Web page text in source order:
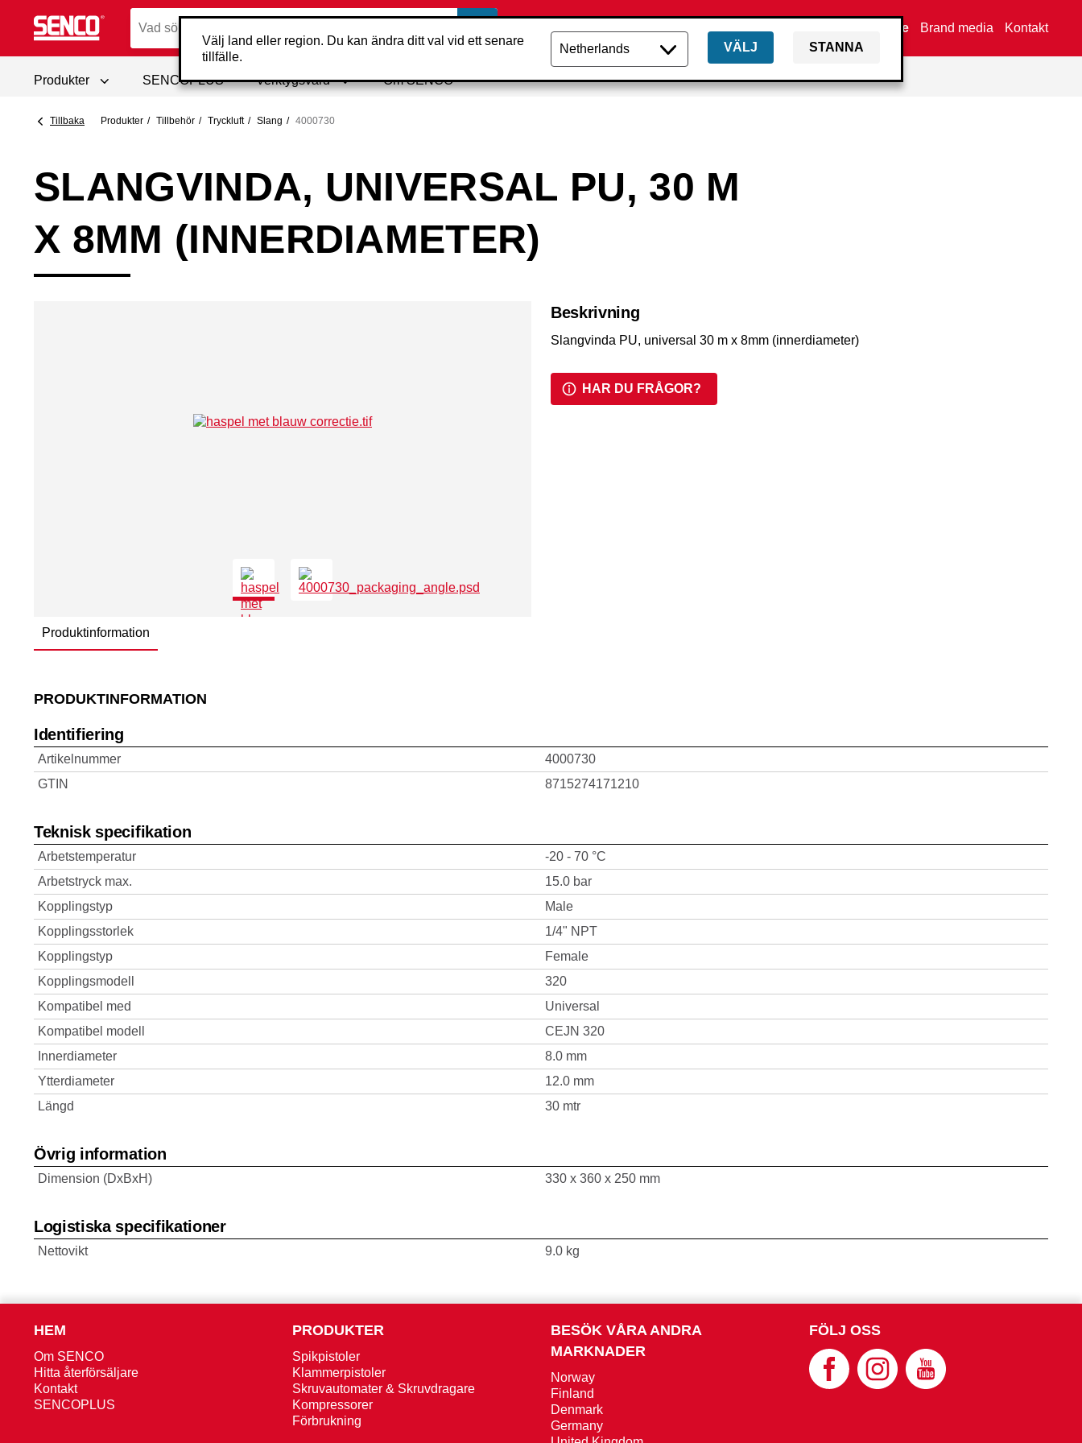
Välj land eller region. Du kan ändra ditt val vid ett senare
tillfälle.
VÄLJ STANNA
Hitta återförsäljare Brand media Kontakt
Produkter SENCOPLUS Verktygsvård Om SENCO
Tillbaka Produkter Tillbehör Tryckluft Slang 4000730
SLANGVINDA, UNIVERSAL PU, 30 M
X 8MM (INNERDIAMETER)
Beskrivning
Slangvinda PU, universal 30 m x 8mm (innerdiameter)
HAR DU FRÅGOR?
Produktinformation
PRODUKTINFORMATION
Identifiering
Artikelnummer
4000730
GTIN
8715274171210
Teknisk specifikation
Arbetstemperatur
-20 - 70 °C
Arbetstryck max.
15.0 bar
Kopplingstyp
Male
Kopplingsstorlek
1/4" NPT
Kopplingstyp
Female
Kopplingsmodell
320
Kompatibel med
Universal
Kompatibel modell
CEJN 320
Innerdiameter
8.0 mm
Ytterdiameter
12.0 mm
Längd
30 mtr
Övrig information
Dimension (DxBxH) 330 x 360 x 250 mm
Logistiska specifikationer
Nettovikt 9.0 kg
HEM
Om SENCO
Hitta återförsäljare
Kontakt
SENCOPLUS
PRODUKTER
Spikpistoler
Klammerpistoler
Skruvautomater & Skruvdragare
Kompressorer
Förbrukning
BESÖK VÅRA ANDRA
MARKNADER
Norway
Finland
Denmark
Germany
FÖLJ OSS